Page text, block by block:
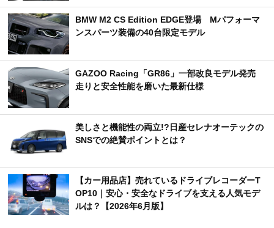
BMW M2 CS Edition EDGE登場 Mパフォーマ
ンスパーツ装備の40台限定モデル
GAZOO Racing「GR86」一部改良モデル発売
走りと安全性能を磨いた最新仕様
美しさと機能性の両立!?日産セレナオーテックの
SNSでの絶賛ポイントとは？
【カー用品店】売れているドライブレコーダーT
OP10｜安心・安全なドライブを支える人気モデ
ルは？【2026年6月版】